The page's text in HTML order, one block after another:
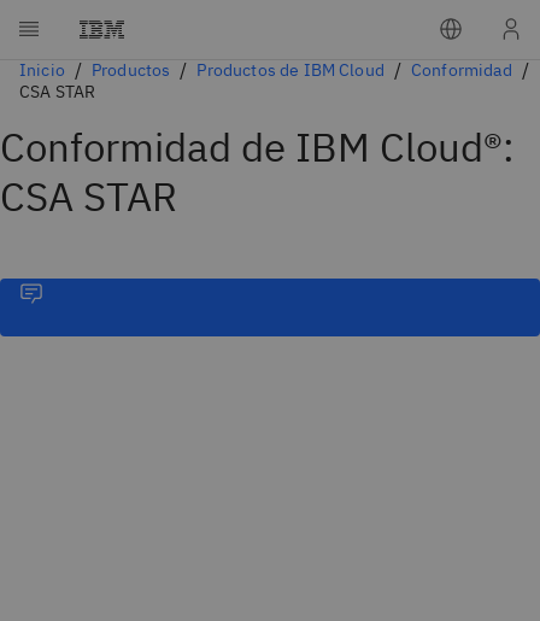
Inicio Productos Productos de IBM Cloud
Conformidad
CSA STAR
Conformidad de IBM Cloud®:
CSA STAR